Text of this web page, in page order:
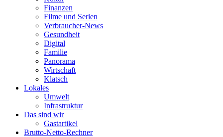
Finanzen
Filme und Serien
Verbraucher-News
Gesundheit
Digital
Familie
Panorama
Wirtschaft
Klatsch
Lokales
Umwelt
Infrastruktur
Das sind wir
Gastartikel
Brutto-Netto-Rechner